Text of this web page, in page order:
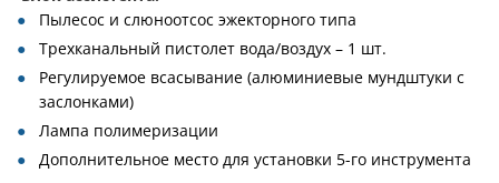
Пылесос и слюноотсос эжекторного типа
Трехканальный пистолет вода/воздух – 1 шт.
Регулируемое всасывание (алюминиевые мундштуки с
заслонками)
Лампа полимеризации
Дополнительное место для установки 5-го инструмента